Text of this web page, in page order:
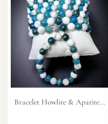
Bracelet Howlite & Apatite...